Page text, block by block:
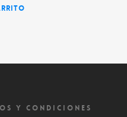
Y CONDICIONES